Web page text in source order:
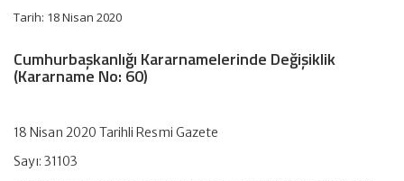
Tarih: 18 Nisan 2020
Cumhurbaşkanlığı Kararnamelerinde Değişiklik
(Kararname No: 60)
18 Nisan 2020 Tarihli Resmi Gazete
Sayı: 31103